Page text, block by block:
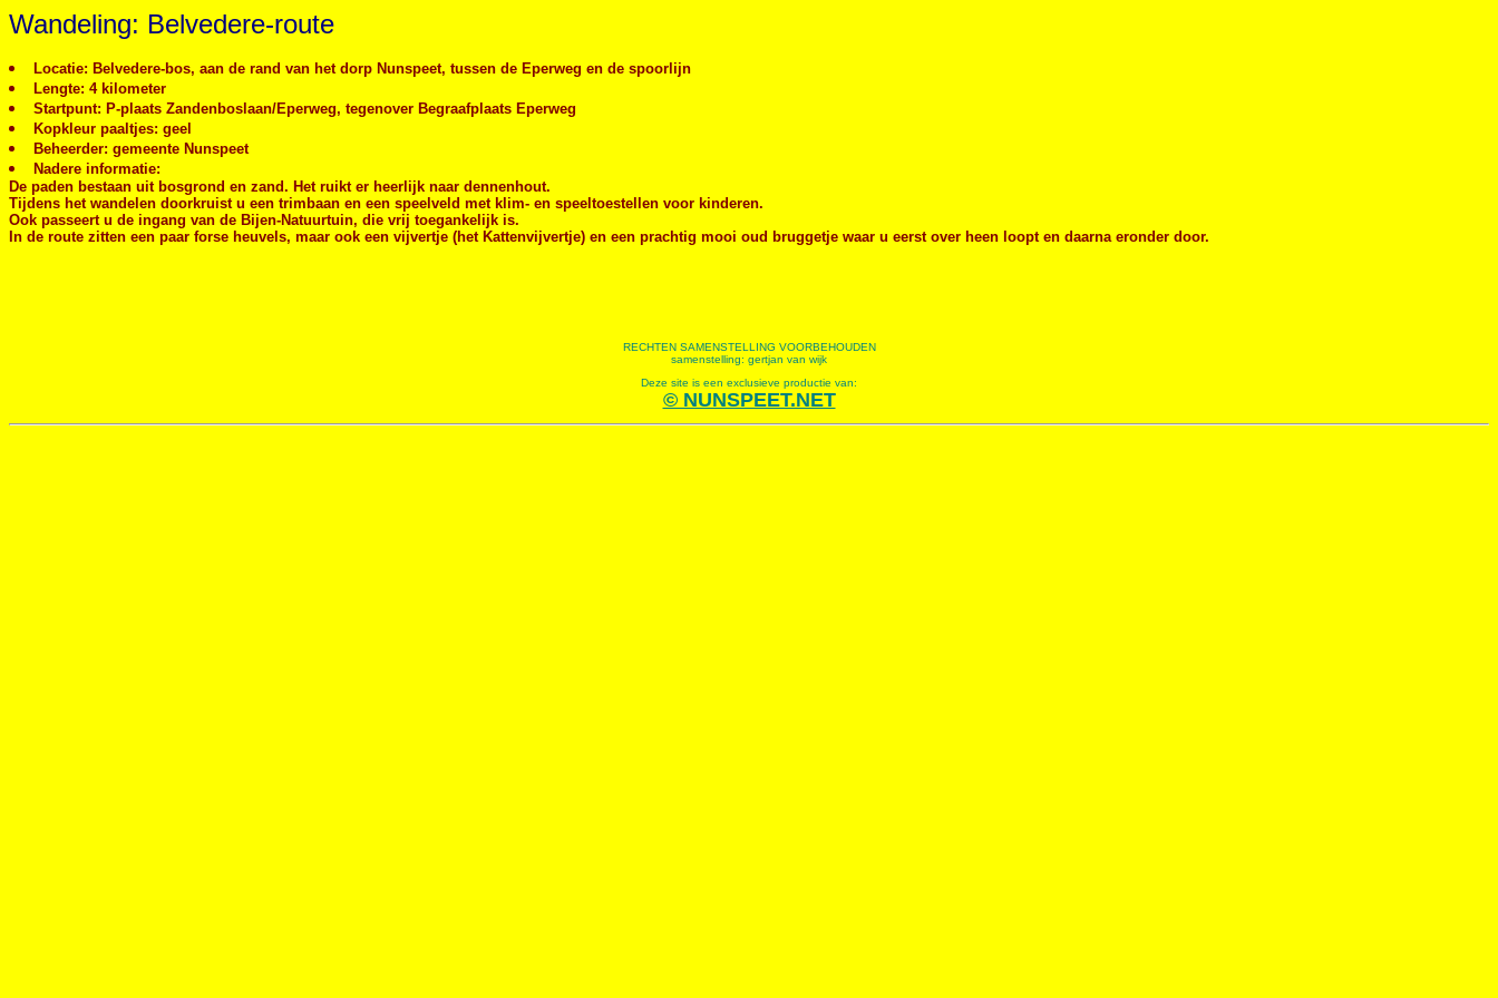
Wandeling: Belvedere-route
Locatie: Belvedere-bos, aan de rand van het dorp Nunspeet, tussen de Eperweg en de spoorlijn
Lengte: 4 kilometer
Startpunt: P-plaats Zandenboslaan/Eperweg, tegenover Begraafplaats Eperweg
Kopkleur paaltjes: geel
Beheerder: gemeente Nunspeet
Nadere informatie:
De paden bestaan uit bosgrond en zand. Het ruikt er heerlijk naar dennenhout.
Tijdens het wandelen doorkruist u een trimbaan en een speelveld met klim- en speeltoestellen voor kinderen.
Ook passeert u de ingang van de Bijen-Natuurtuin, die vrij toegankelijk is.
In de route zitten een paar forse heuvels, maar ook een vijvertje (het Kattenvijvertje) en een prachtig mooi oud bruggetje waar u eerst over heen loopt en daarna eronder door.
RECHTEN SAMENSTELLING VOORBEHOUDEN
samenstelling: gertjan van wijk
Deze site is een exclusieve productie van:
© NUNSPEET.NET